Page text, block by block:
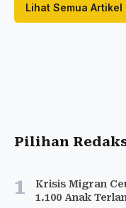
Lihat Semua Artikel
Pilihan
1
Krisis Migran
1.100 Anak